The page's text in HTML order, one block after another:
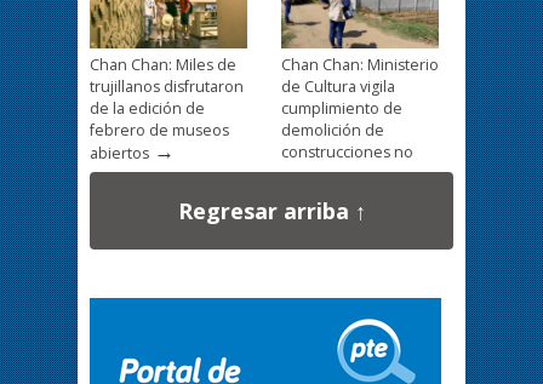
Chan Chan: Miles de
trujillanos disfrutaron
de la edición de
febrero de museos
abiertos →
Chan Chan: Ministerio
de Cultura vigila
cumplimiento de
demolición de
construcciones no
autorizadas en zona
intangible
Regresar arriba ↑